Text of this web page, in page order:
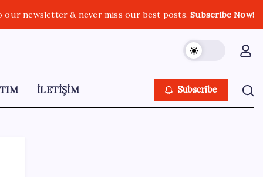
our newsletter & never miss our best posts.Subscribe Now!
İLETİŞİM Subscribe